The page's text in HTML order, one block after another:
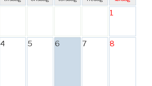
1
4 5 6 7 8